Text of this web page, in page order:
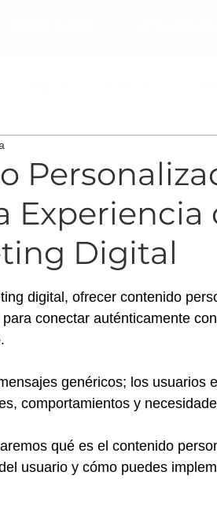
Marketing
Experiencia
Digital
digital, ofrecer contenido
conectar auténticamente
genéricos; los usuarios
comportamientos y
qué es el contenido
usuario y cómo puedes